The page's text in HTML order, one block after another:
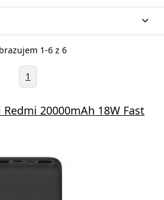
1-6 z 6
1
20000mAh 18W Fast